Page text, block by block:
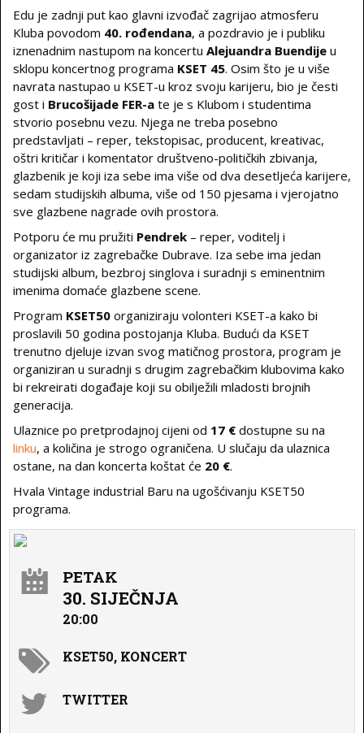
Edu je zadnji put kao glavni izvođač zagrijao atmosferu
Kluba povodom 40. rođendana, a pozdravio je i publiku
iznenadnim nastupom na koncertu Alejuandra Buendije u
sklopu koncertnog programa KSET 45. Osim što je u više
navrata nastupao u KSET-u kroz svoju karijeru, bio je česti
gost i Brucošijade FER-a te je s Klubom i studentima
stvorio posebnu vezu. Njega ne treba posebno
predstavljati – reper, tekstopisac, producent, kreativac,
oštri kritičar i komentator društveno-političkih zbivanja,
glazbenik je koji iza sebe ima više od dva desetljeća karijere,
sedam studijskih albuma, više od 150 pjesama i vjerojatno
sve glazbene nagrade ovih prostora.
Potporu će mu pružiti Pendrek – reper, voditelj i
organizator iz zagrebačke Dubrave. Iza sebe ima jedan
studijski album, bezbroj singlova i suradnji s eminentnim
imenima domaće glazbene scene.
Program KSET50 organiziraju volonteri KSET-a kako bi
proslavili 50 godina postojanja Kluba. Budući da KSET
trenutno djeluje izvan svog matičnog prostora, program je
organiziran u suradnji s drugim zagrebačkim klubovima kako
bi rekreirati događaje koji su obilježili mladosti brojnih
generacija.
Ulaznice po pretprodajnoj cijeni od 17 € dostupne su na
linku, a količina je strogo ograničena. U slučaju da ulaznica
ostane, na dan koncerta koštat će 20 €.
Hvala Vintage industrial Baru na ugošćivanju KSET50
programa.
PETAK
30. SIJEČNJA
20:00
KSET50, KONCERT
TWITTER